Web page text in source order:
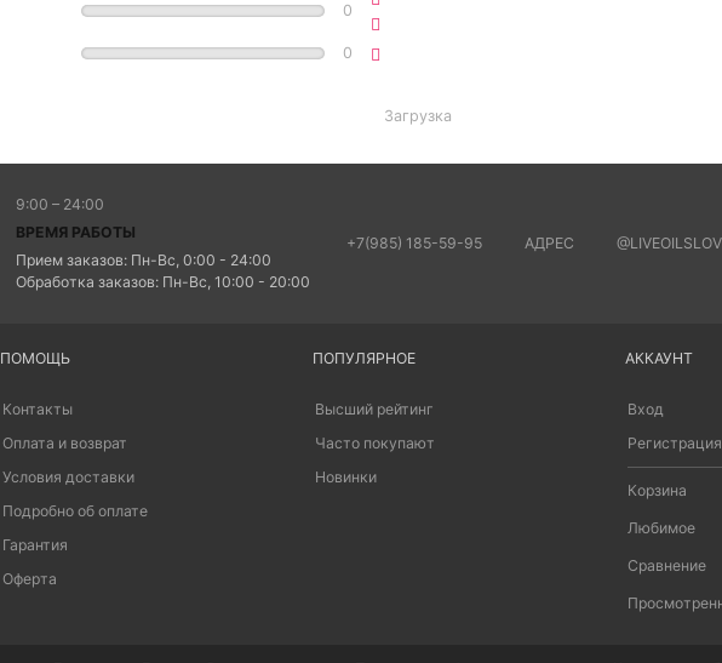
0
0
Загрузка
9:00 – 24:00
ВРЕМЯ РАБОТЫ
Прием заказов: Пн-Вс, 0:00 - 24:00
Обработка заказов: Пн-Вс, 10:00 - 20:00
+7(985) 185-59-95 АДРЕС
ПОМОЩЬ
Контакты
Оплата и возврат
Условия доставки
Подробно об оплате
Гарантия
Оферта
ПОПУЛЯРНОЕ
Высший рейтинг
Часто покупают
Новинки
АККАУНТ
Вход
Регистрация
Корзина
Любимое
Сравнение